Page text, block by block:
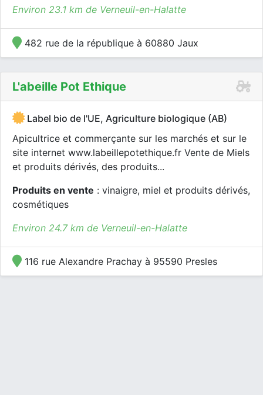
Environ 23.1 km de Verneuil-en-Halatte
482 rue de la république à 60880 Jaux
L'abeille Pot Ethique
Label bio de l'UE, Agriculture biologique (AB)
Apicultrice et commerçante sur les marchés et sur le
site internet www.labeillepotethique.fr Vente de Miels
et produits dérivés, des produits...
Produits en vente : vinaigre, miel et produits dérivés,
cosmétiques
Environ 24.7 km de Verneuil-en-Halatte
116 rue Alexandre Prachay à 95590 Presles